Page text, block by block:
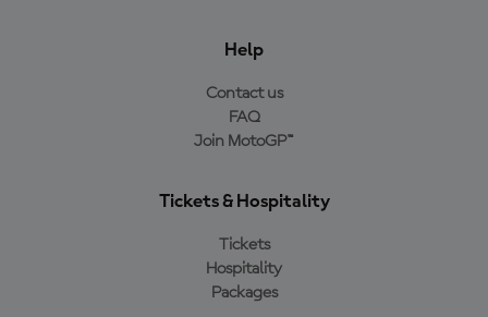
Help
Contact us
FAQ
Join MotoGP™
Tickets & Hospitality
Tickets
Hospitality
Packages